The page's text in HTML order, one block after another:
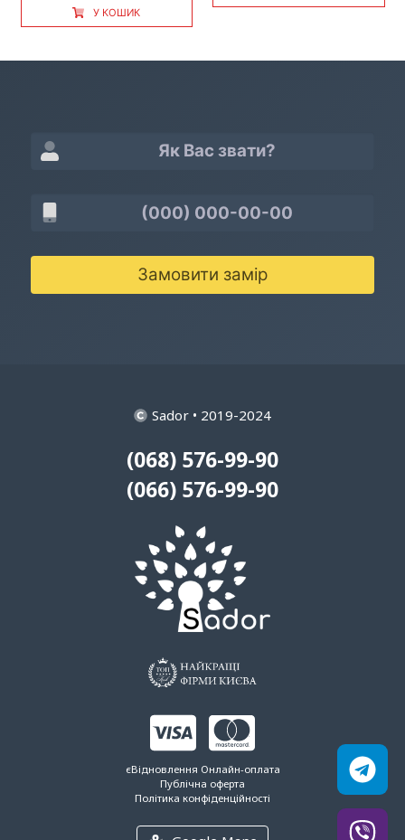
У КОШИК
Замовити замір
Sador • 2019-2024
(068) 576-99-90
(066) 576-99-90
єВідновлення Онлайн-оплата
Публічна оферта
Політика конфіденційності